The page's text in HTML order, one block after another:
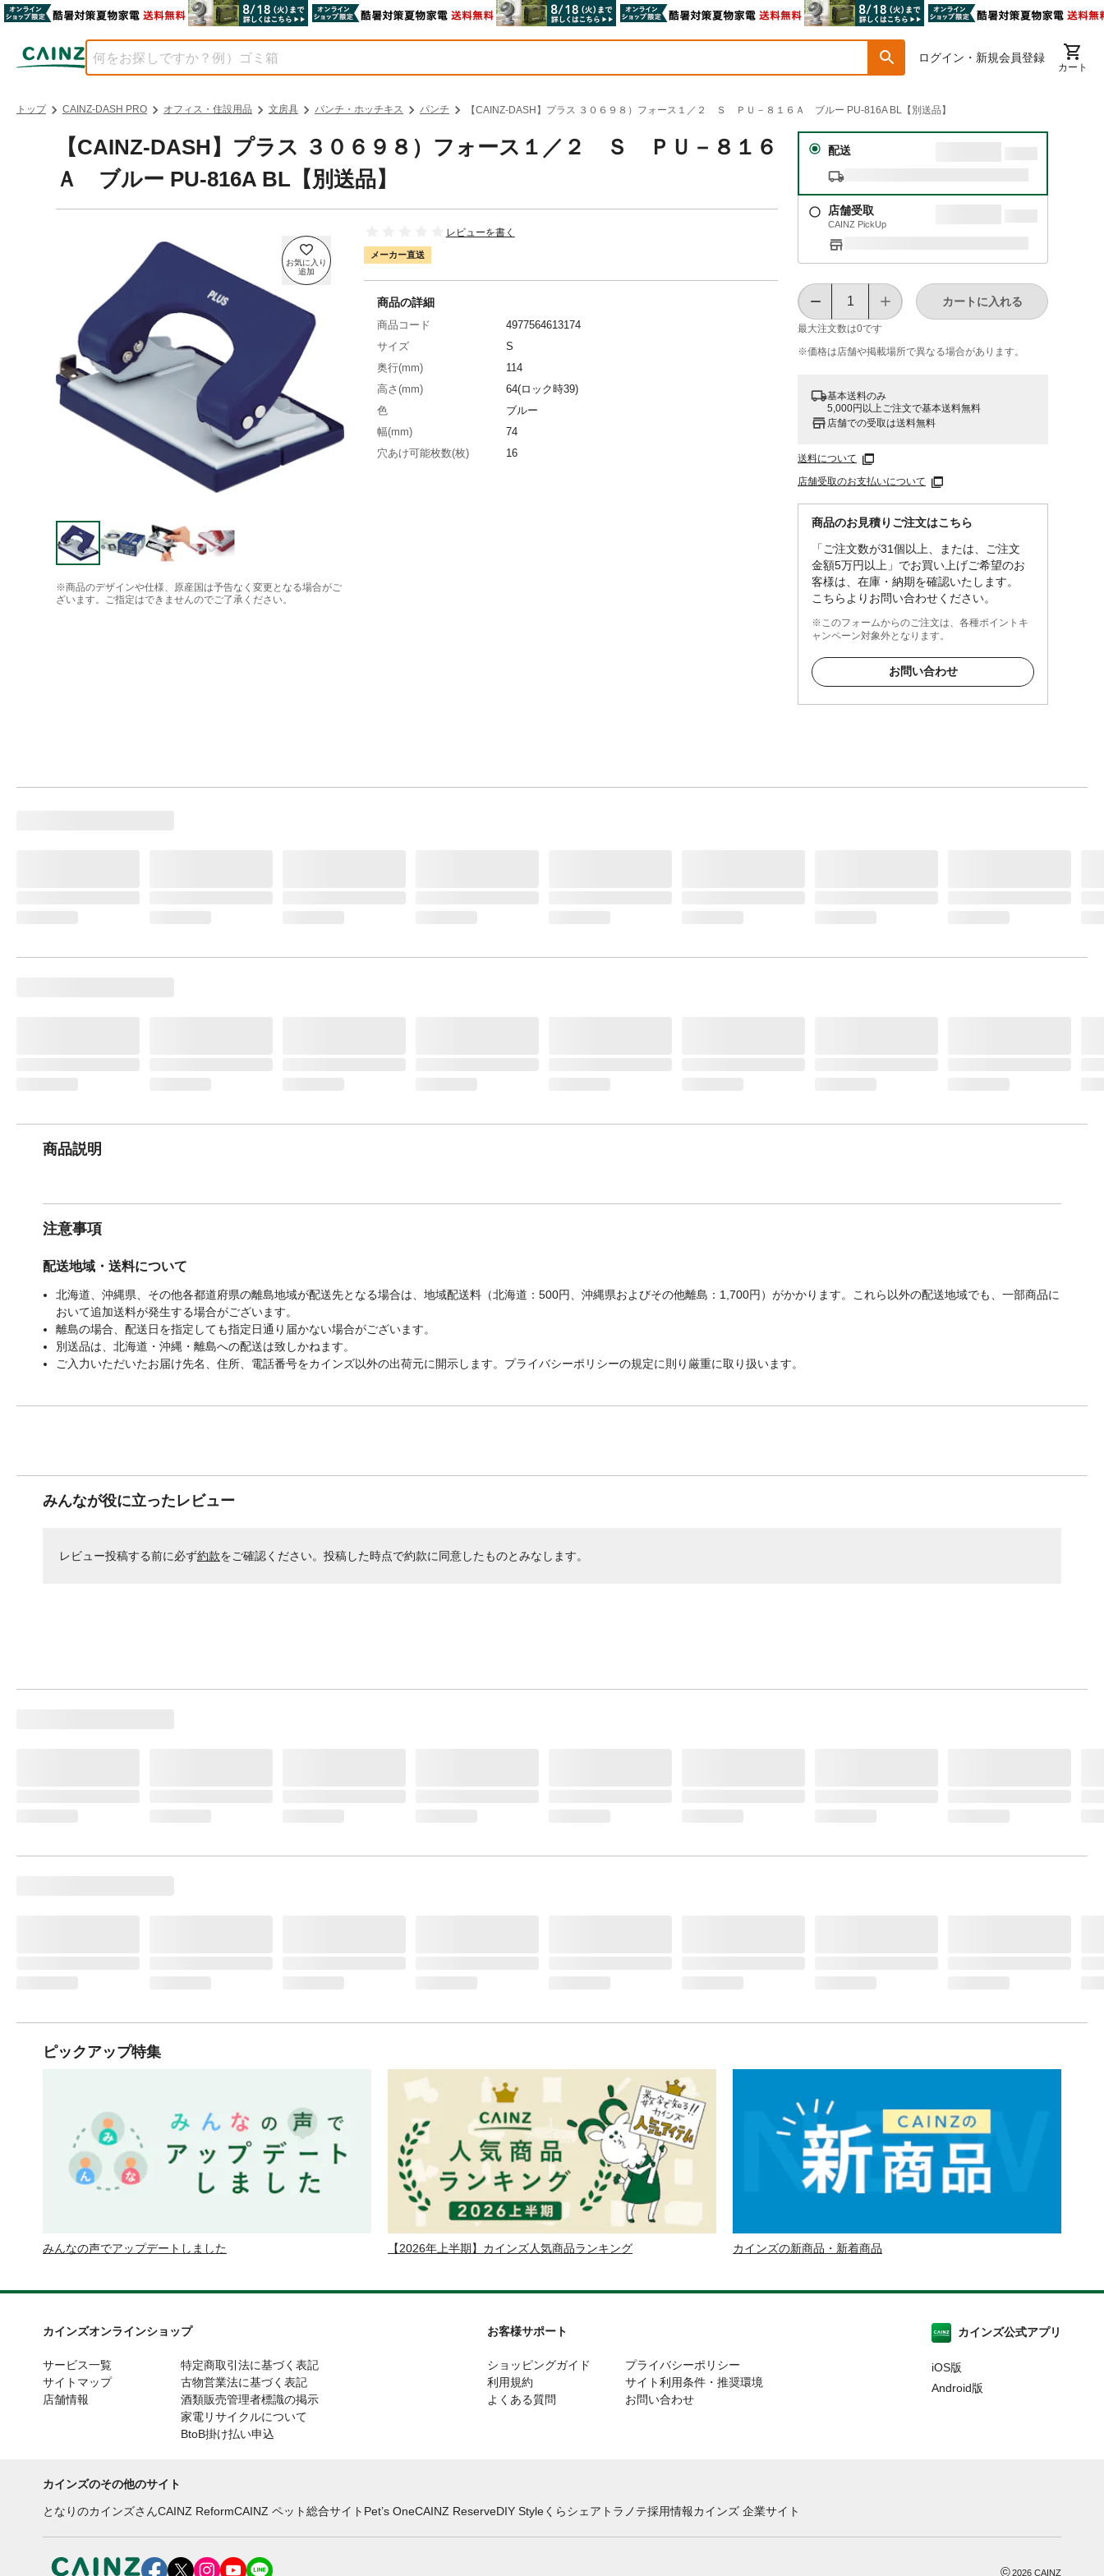
ログイン・新規会員登録
カート
トップ CAINZ-DASH PRO オフィス・住設用品 文房具 パンチ・ホッチキス パンチ 【CAINZ-DASH】プラス ３０６９８）フォース１／２ Ｓ ＰＵ－８１６Ａ ブルー PU-816A BL【別送品】
【CAINZ-DASH】プラス ３０６９８）フォース１／２ Ｓ ＰＵ－８１６
Ａ ブルー PU-816A BL【別送品】
※商品のデザインや仕様、原産国は予告なく変更となる場合がご
ざいます。ご指定はできませんのでご了承ください。
レビューを書く
メーカー直送
配送
店舗受取
CAINZ PickUp
最大注文数は0です
カートに入れる
※価格は​店舗や​掲載場所で​異なる​場合が​あります。
基本送料のみ
5,000円以上ご注文で基本送料無料
店舗での受取は送料無料
送料について
店舗受取のお支払いについて
商品のお見積りご注文はこちら
「ご注文数が31個以上、または、ご注文
金額5万円以上」でお買い上げご希望のお
客様は、在庫・納期を確認いたします。
こちらよりお問い合わせください。
※このフォームからのご注文は、各種ポイントキ
ャンペーン対象外となります。
お問い合わせ
商品の詳細
商品コード
4977564613174
サイズ
S
奥行(mm)
114
高さ(mm)
64(ロック時39)
色
ブルー
幅(mm)
74
穴あけ可能枚数(枚)
16
商品説明
注意事項
配送地域・送料について
北海道、沖縄県、その他各都道府県の離島地域が配送先となる場合は、地域配送料（北海道：500円、沖縄県およびその他離島：1,700円）がかかります。これら以外の配送地域でも、一部商品に
おいて追加送料が発生する場合がございます。
離島の場合、配送日を指定しても指定日通り届かない場合がございます。
別送品は、北海道・沖縄・離島への配送は致しかねます。
ご入力いただいたお届け先名、住所、電話番号をカインズ以外の出荷元に開示します。プライバシーポリシーの規定に則り厳重に取り扱います。
みんなが役に立ったレビュー
レビュー投稿する前に必ず約款をご確認ください。投稿した時点で約款に同意したものとみなします。
ピックアップ特集
みんなの声でアップデートしました 【2026年上半期】カインズ人気商品ランキング カインズの新商品・新着商品
カインズオンラインショップ
サービス一覧
サイトマップ
店舗情報
特定商取引法に基づく表記
古物営業法に基づく表記
酒類販売管理者標識の掲示
家電リサイクルについて
BtoB掛け払い申込
お客様サポート
ショッピングガイド
利用規約
よくある質問
プライバシーポリシー
サイト利用条件・推奨環境
お問い合わせ
カインズ公式アプリ
iOS版
Android版
カインズのその他のサイト
となりのカインズさんCAINZ ReformCAINZ ペット総合サイト Pet’s OneCAINZ ReserveDIY Styleくらシェア トラノテ採用情報カインズ 企業サイト
©2026 CAINZ